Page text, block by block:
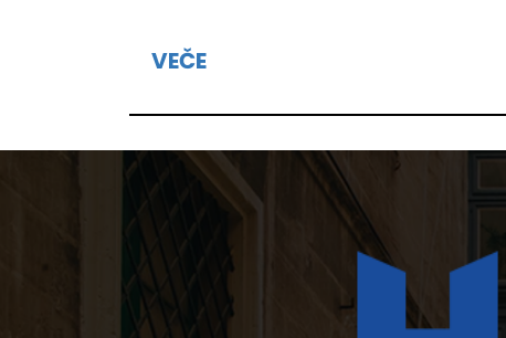
VEČE